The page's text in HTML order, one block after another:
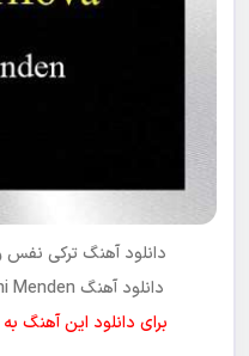
دانلود آهنگ ترکی نفس
دانلود آهنگ Nefes & Vefa Şerifova Seni Menden
برای دانلود این آهنگ